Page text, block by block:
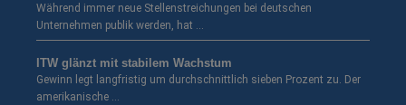
Während immer neue Stellenstreichungen bei deutschen
Unternehmen publik werden, hat …
ITW glänzt mit stabilem Wachstum
Gewinn legt langfristig um durchschnittlich sieben Prozent zu. Der
amerikanische …